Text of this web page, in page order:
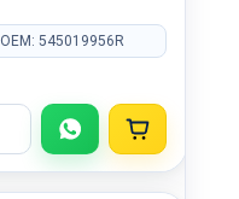
OEM: 545019956R